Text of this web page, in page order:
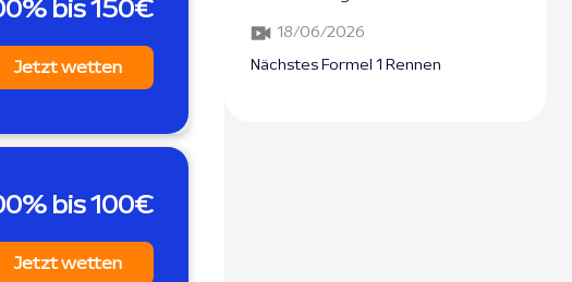
bis 150€
Jetzt wetten
bis 100€
Jetzt wetten
18/06/2026
Nächstes Formel 1 Rennen